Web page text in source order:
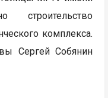
комплекса.
Сергей Собянин